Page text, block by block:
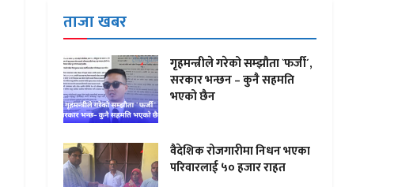
ताजा खबर
गृहमन्त्रीले गरेको सम्झौता `फर्जी´,
सरकार भन्छन – कुनै सहमति
भएको छैन
वैदेशिक रोजगारीमा निधन भएका
परिवारलाई ५० हजार राहत